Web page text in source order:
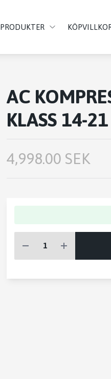
PRODUKTER
AC
KLASS 14-21
4,998.00 SEK